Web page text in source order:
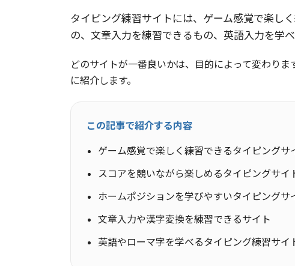
タイピング練習サイトには、ゲーム感覚で楽し
の、文章入力を練習できるもの、英語入力を学
どのサイトが一番良いかは、目的によって変わり
に紹介します。
この記事で紹介する内容
ゲーム感覚で楽しく練習できるタイピングサ
スコアを競いながら楽しめるタイピングサイ
ホームポジションを学びやすいタイピングサ
文章入力や漢字変換を練習できるサイト
英語やローマ字を学べるタイピング練習サイ